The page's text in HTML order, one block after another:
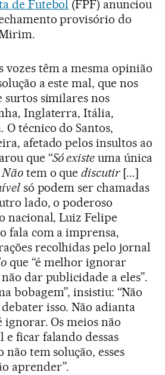
de Futebol (FPF) anunciou
provisório do
vozes têm a mesma opinião
a este mal, que nos
surtos similares nos
Inglaterra, Itália,
O técnico do Santos,
afetado pelos insultos ao
que “Só existe uma única
Nãotem o quediscutir [...]
só podem ser chamadas
lado, o poderoso
nacional, Luiz Felipe
fala com a imprensa,
recolhidas pelo jornal
que “é melhor ignorar
dar publicidade a eles”.
bobagem”, insistiu: “Não
isso. Não adianta
ignorar. Os meios não
ficar falando dessas
não tem solução, esses
aprender”.